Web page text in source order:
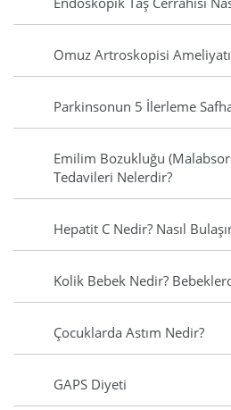
Omuz Artroskopisi
Parkinsonun 5 İlerleme
Emilim Bozukluğu
Tedavileri Nelerdir?
Hepatit C Nedir? Nasıl
Kolik Bebek Nedir?
Çocuklarda Astım Nedir?
GAPS Diyeti